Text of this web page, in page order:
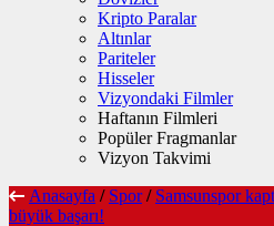
Kripto Paralar
Altınlar
Pariteler
Hisseler
Vizyondaki Filmler
Haftanın Filmleri
Popüler Fragmanlar
Vizyon Takvimi
Anasayfa / Spor / Samsunspor
büyük başarı!